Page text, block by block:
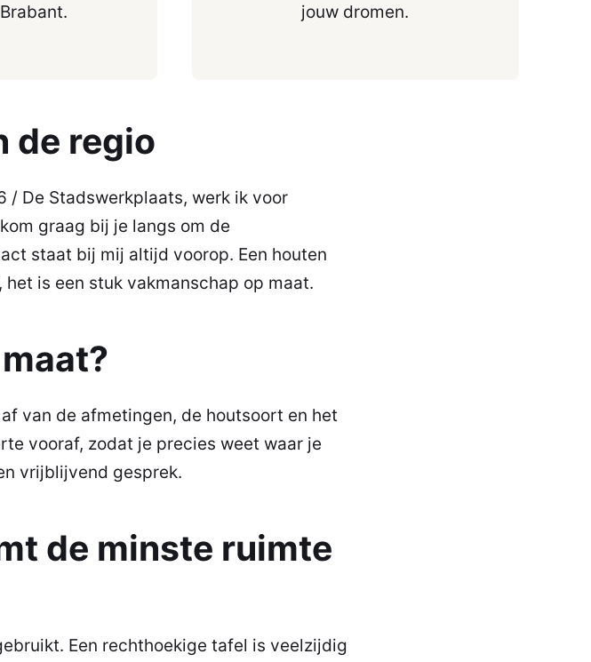
jouw dromen.
de regio
/ De Stadswerkplaats, werk ik voor
graag bij je langs om de
staat bij mij altijd voorop. Een houten
is een stuk vakmanschap op maat.
van de afmetingen, de houtsoort en het
vooraf, zodat je precies weet waar je
vrijblijvend gesprek.
de minste ruimte
Een rechthoekige tafel is veelzijdig